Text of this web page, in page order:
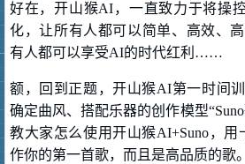
好在，开山猴AI，一直致力于将操
化，让所有人都可以简单、高效、
有人都可以享受AI的时代红利……
额，回到正题，开山猴AI第一时间训
确定曲风、搭配乐器的创作模型
教大家怎么使用开山猴AI+Suno，用
作你的第一首歌，而且是高品质的歌。